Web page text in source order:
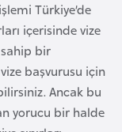
Türkiye’de
içerisinde vize
bir
başvurusu için
Ancak bu
yorucu bir halde